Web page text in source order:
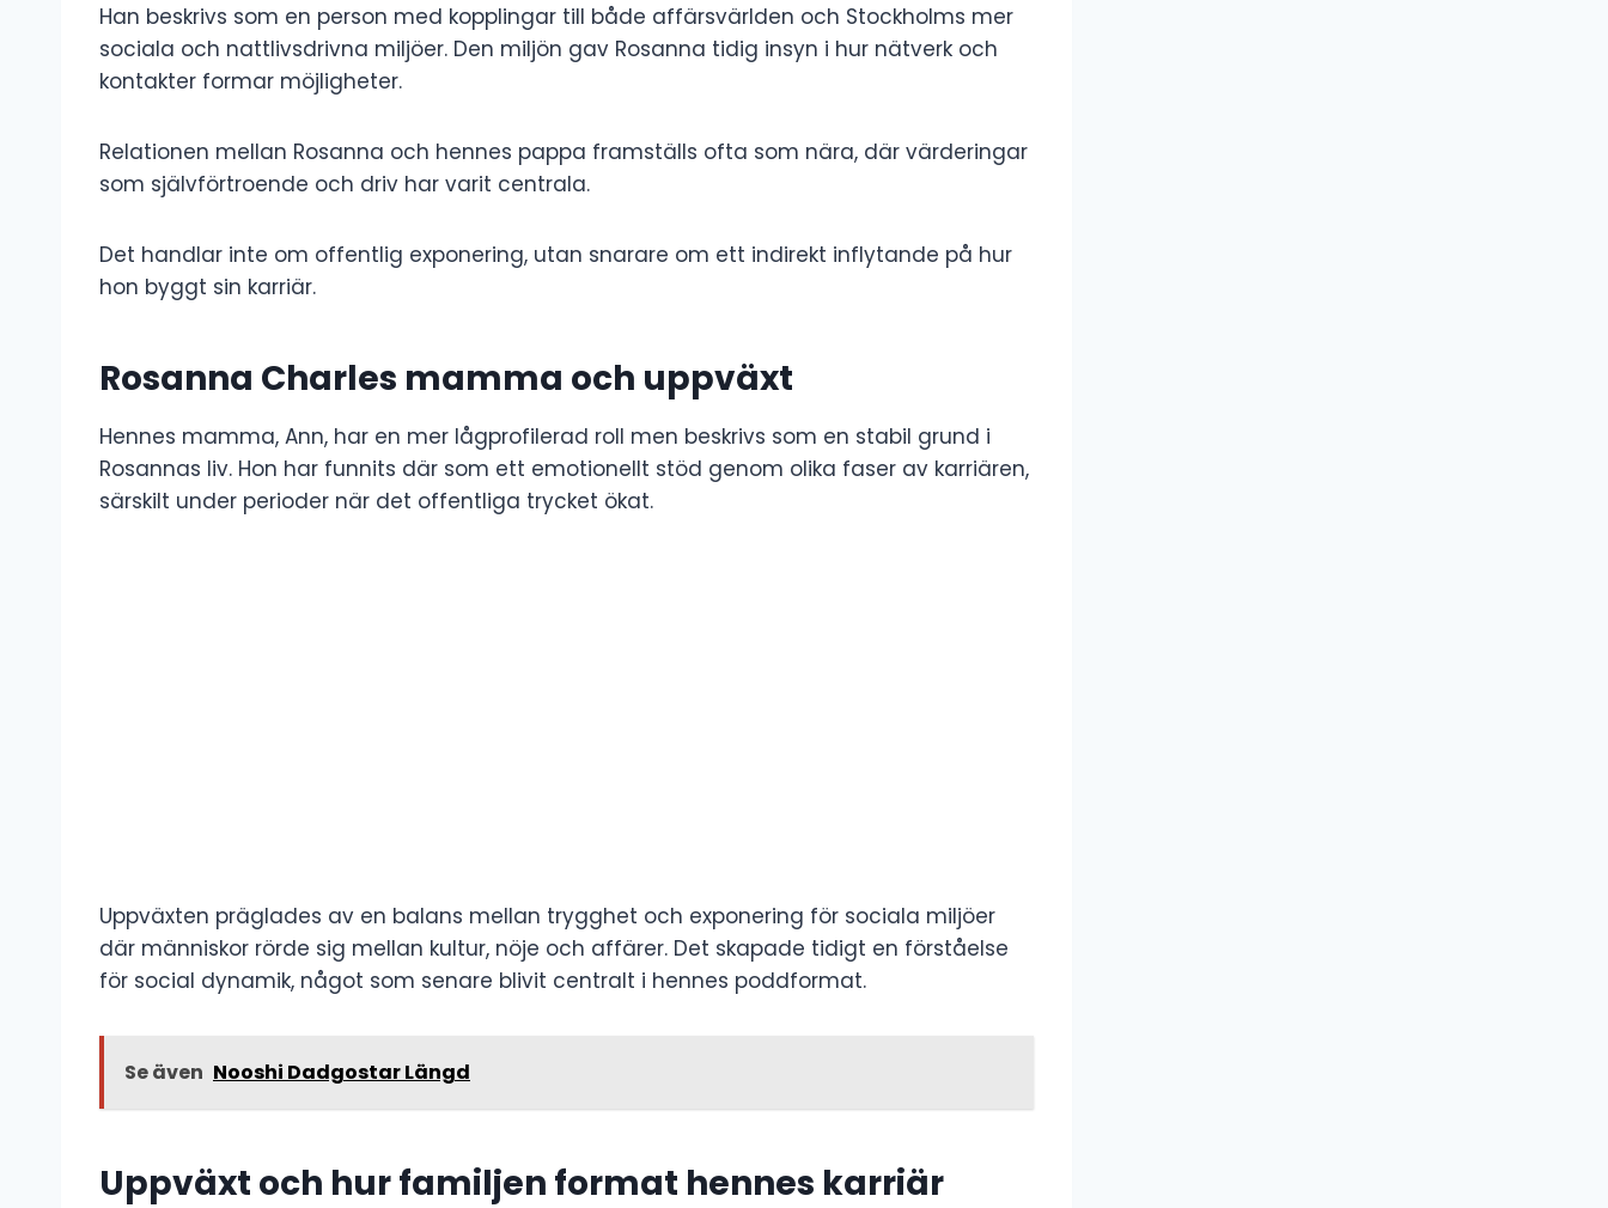
Han beskrivs som en person med kopplingar till både affärsvärlden och Stockholms mer
sociala och nattlivsdrivna miljöer. Den miljön gav Rosanna tidig insyn i hur nätverk och
kontakter formar möjligheter.
Relationen mellan Rosanna och hennes pappa framställs ofta som nära, där värderingar
som självförtroende och driv har varit centrala.
Det handlar inte om offentlig exponering, utan snarare om ett indirekt inflytande på hur
hon byggt sin karriär.
Rosanna Charles mamma och uppväxt
Hennes mamma, Ann, har en mer lågprofilerad roll men beskrivs som en stabil grund i
Rosannas liv. Hon har funnits där som ett emotionellt stöd genom olika faser av karriären,
särskilt under perioder när det offentliga trycket ökat.
Uppväxten präglades av en balans mellan trygghet och exponering för sociala miljöer
där människor rörde sig mellan kultur, nöje och affärer. Det skapade tidigt en förståelse
för social dynamik, något som senare blivit centralt i hennes poddformat.
Se även Nooshi Dadgostar Längd
Uppväxt och hur familjen format hennes karriär